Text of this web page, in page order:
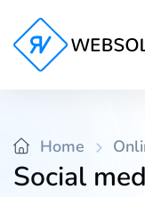
Home
Social